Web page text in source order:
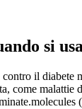
si
il
come